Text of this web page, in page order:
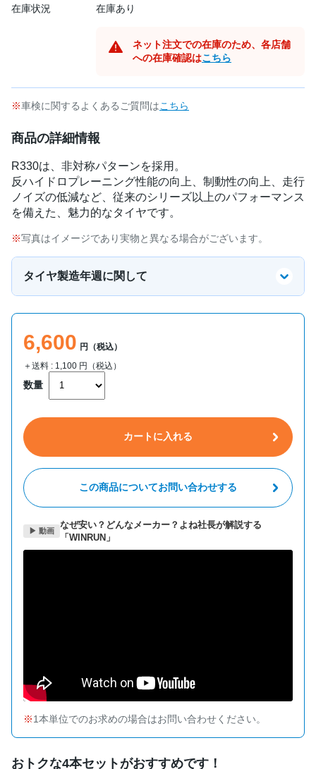
在庫状況 在庫あり
ネット注文での在庫のため、各店舗
への在庫確認はこちら
車検に関するよくあるご質問はこちら
商品の詳細情報
R330は、非対称パターンを採用。
反ハイドロプレーニング性能の向上、制動性の向上、走行
ノイズの低減など、従来のシリーズ以上のパフォーマンス
を備えた、魅力的なタイヤです。
写真はイメージであり実物と異なる場合がございます。
タイヤ製造年週に関して
6,600 円（税込）
＋送料 : 1,100 円（税込）
数量
カートに入れる
この商品についてお問い合わせする
▶ 動画
なぜ安い？どんなメーカー？よね社長が解説する
「WINRUN」
1本単位でのお求めの場合はお問い合わせください。
おトクな4本セットがおすすめです！